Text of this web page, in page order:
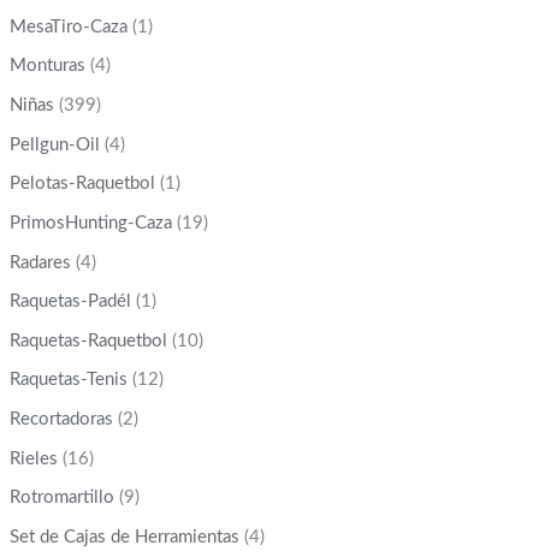
MesaTiro-Caza (1)
Monturas (4)
Niñas (399)
Pellgun-Oil (4)
Pelotas-Raquetbol (1)
PrimosHunting-Caza (19)
Radares (4)
Raquetas-Padél (1)
Raquetas-Raquetbol (10)
Raquetas-Tenis (12)
Recortadoras (2)
Rieles (16)
Rotromartillo (9)
Set de Cajas de Herramientas (4)